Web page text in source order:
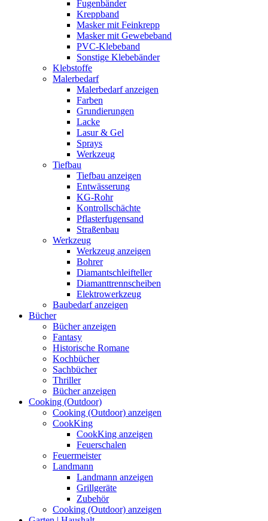
Fugenbänder
Kreppband
Masker mit Feinkrepp
Masker mit Gewebeband
PVC-Klebeband
Sonstige Klebebänder
Klebstoffe
Malerbedarf
Malerbedarf anzeigen
Farben
Grundierungen
Lacke
Lasur & Gel
Sprays
Werkzeug
Tiefbau
Tiefbau anzeigen
Entwässerung
KG-Rohr
Kontrollschächte
Pflasterfugensand
Straßenbau
Werkzeug
Werkzeug anzeigen
Bohrer
Diamantschleifteller
Diamanttrennscheiben
Elektrowerkzeug
Baubedarf anzeigen
Bücher
Bücher anzeigen
Fantasy
Historische Romane
Kochbücher
Sachbücher
Thriller
Bücher anzeigen
Cooking (Outdoor)
Cooking (Outdoor) anzeigen
CookKing
CookKing anzeigen
Feuerschalen
Feuermeister
Landmann
Landmann anzeigen
Grillgeräte
Zubehör
Cooking (Outdoor) anzeigen